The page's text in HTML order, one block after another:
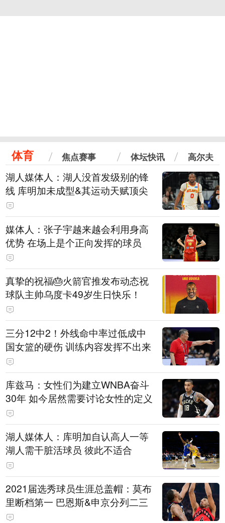
体育 焦点赛事 体坛快讯 高尔夫
湖人媒体人：湖人没首发级别的锋
线 库明加未成型&其运动天赋顶尖
媒体人：张子宇越来越会利用身高
优势 在场上是个正向发挥的球员
真挚的祝福🎂火箭官推发布动态祝
球队主帅乌度卡49岁生日快乐！
三分12中2！外线命中率过低成中
国女篮的硬伤 训练内容发挥不出来
库兹马：女性们为建立WNBA奋斗
30年 如今居然需要讨论女性的定义
湖人媒体人：库明加自认高人一等
湖人需干脏活球员 彼此不适合
2021届选秀球员生涯总盖帽：莫布
里断档第一 巴恩斯&申京分列二三